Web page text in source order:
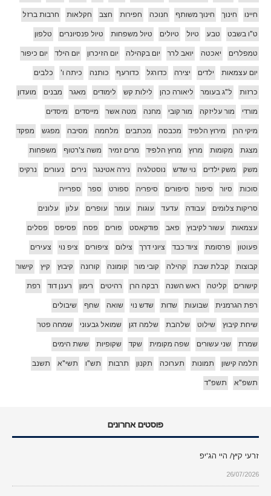
חיינו חינוך חינוך משותף חנוכה חפירות חצב חקלאות חרבות ברזל
ט"ו בשבט טבע טיול טיולים טיול משפחות טיול פנסיונרים טלפון
טמפלרים יאכטה יואב לרר יום בקהילה יום הזיכרון יום הילד יום כיפור
יום עצמאות ילדים יצירה כדורגל כדורעף כותנה כיתה ו' כלבים
כרזות ל"ג בעומר ליאורה כהן לילות קש לימודים מאגר מבנים מועדון
מורדי מור עליזקה מור קובי מחנה מטה אשר מייסדים מיסדים
מיקי הרן מירוץ הלפיד מכבסה מכתבים מלחמה מסיבה מפגש מפקד
מצגת מקומות מרוץ מרוץ הלפיד מרים זמיר משה צ'רטוף משפחות
משק משק ילדים נוי שדש נוסטלגיה נירה אטינגר נירים נעורים נרקיס
סוכות סיור סיפור סיפורים סיפריה ספורט ספר ספרייה
סריקות צלומים עבודה עדעד עוגות עומר עופרים עלון עלונים
עצמאות עשור לקיבוץ פאב פודקאסט פורים פסח פסיפס פסלים
פעוטון פרסומת ציוד כבד ציוני דרך צילום ציפורים ציפ נוי צעירים
קבוצות קבלת שבת קהילה קובי מור קומונה קורונה קיבוץ קיץ קישור
קישורים קליטה ראש השנה רבקה הרן רהיטים רימון רענן דוד רפת
רפת הגרמנית שבועות שדות שדש נוי שואה שחף שיבולים
שיחת קיבוץ שילוט שלהבת שלמה דגן שמואל גבעוני שמחה פטר
שמרת שני עשורים שפה מקומית שקד שקופיות ששת הימים
תלמה קישון תמונות תערוכה תקנון תרבות תש"ו תשי"א תשנב
תשפ"א תשפ"ד
פוסטים אחרונים
זרעי קיץ/ היי הג'יפ
26/07/2026